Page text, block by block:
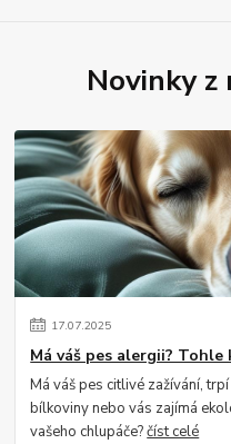
Novinky z
17.07.2025
Má váš pes alergii?
Má váš pes citlivé zažívání,
bílkoviny nebo vás zajímá
vašeho chlupáče?číst celé